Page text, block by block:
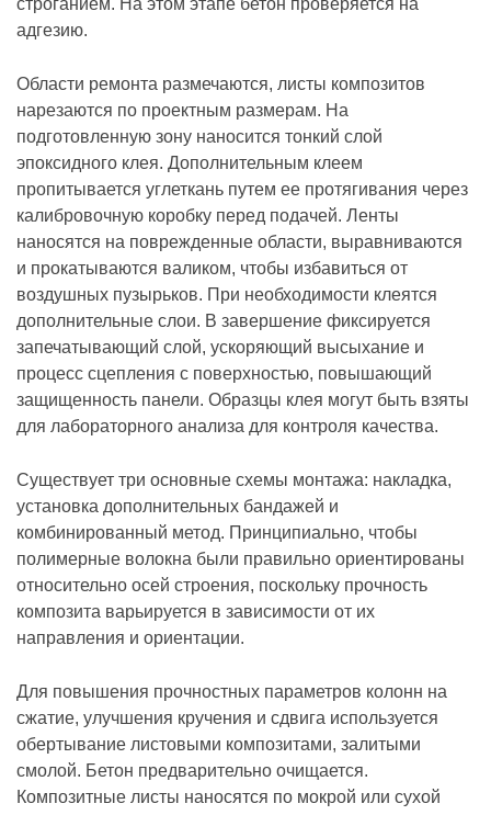
адгезию.
Области ремонта размечаются, листы композитов
нарезаются по проектным размерам. На
подготовленную зону наносится тонкий слой
эпоксидного клея. Дополнительным клеем
пропитывается углеткань путем ее протягивания через
калибровочную коробку перед подачей. Ленты
наносятся на поврежденные области, выравниваются
и прокатываются валиком, чтобы избавиться от
воздушных пузырьков. При необходимости клеятся
дополнительные слои. В завершение фиксируется
запечатывающий слой, ускоряющий высыхание и
процесс сцепления с поверхностью, повышающий
защищенность панели. Образцы клея могут быть взяты
для лабораторного анализа для контроля качества.
Существует три основные схемы монтажа: накладка,
установка дополнительных бандажей и
комбинированный метод. Принципиально, чтобы
полимерные волокна были правильно ориентированы
относительно осей строения, поскольку прочность
композита варьируется в зависимости от их
направления и ориентации.
Для повышения прочностных параметров колонн на
сжатие, улучшения кручения и сдвига используется
обертывание листовыми композитами, залитыми
смолой. Бетон предварительно очищается.
Композитные листы наносятся по мокрой или сухой